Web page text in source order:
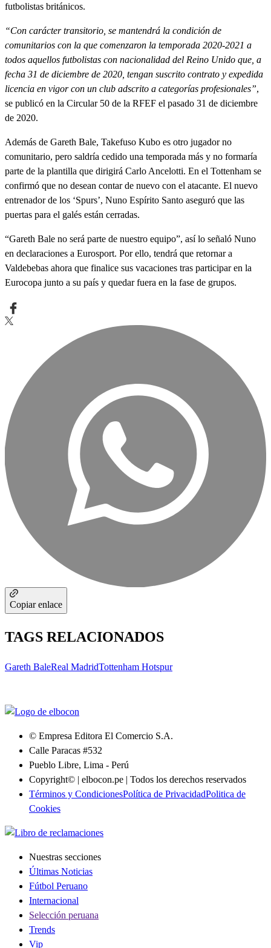
futbolistas británicos.
“Con carácter transitorio, se mantendrá la condición de
comunitarios con la que comenzaron la temporada 2020-2021 a
todos aquellos futbolistas con nacionalidad del Reino Unido que, a
fecha 31 de diciembre de 2020, tengan suscrito contrato y expedida
licencia en vigor con un club adscrito a categorías profesionales”,
se publicó en la Circular 50 de la RFEF el pasado 31 de diciembre
de 2020.
Además de Gareth Bale, Takefuso Kubo es otro jugador no
comunitario, pero saldría cedido una temporada más y no formaría
parte de la plantilla que dirigirá Carlo Ancelotti. En el Tottenham se
confirmó que no desean contar de nuevo con el atacante. El nuevo
entrenador de los ‘Spurs’, Nuno Espírito Santo aseguró que las
puertas para el galés están cerradas.
“Gareth Bale no será parte de nuestro equipo”, así lo señaló Nuno
en declaraciones a Eurosport. Por ello, tendrá que retornar a
Valdebebas ahora que finalice sus vacaciones tras participar en la
Eurocopa junto a su país y quedar fuera en la fase de grupos.
Copiar enlace
TAGS RELACIONADOS
Gareth BaleReal MadridTottenham Hotspur
© Empresa Editora El Comercio S.A.
Calle Paracas #532
Pueblo Libre, Lima - Perú
Copyright© | elbocon.pe | Todos los derechos reservados
Términos y CondicionesPolítica de PrivacidadPolitica de
Cookies
Nuestras secciones
Últimas Noticias
Fútbol Peruano
Internacional
Selección peruana
Trends
Vip